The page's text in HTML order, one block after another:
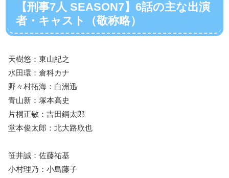
【刑事7人 SEASON7】6話の主な出演
者・キャスト（敬称略）
天樹悠：東山紀之
水田環：倉科カナ
野々村拓海：白洲迅
青山新：塚本高史
片桐正敏：吉田鋼太郎
堂本俊太郎：北大路欣也
笹井誠：佐藤祐基
小村理乃：小島藤子